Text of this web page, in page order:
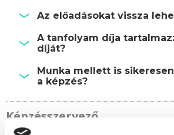
Az előadásokat vissza
A tanfolyam díja
díját?
Munka mellett is
a képzés?
Képzésszervező